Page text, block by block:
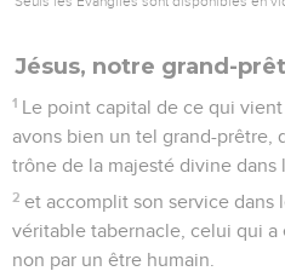
Jésus, notre grand-
1 Le point capital de ce qui
avons bien un tel grand-prêtre,
trône de la majesté divine dans
2 et accomplit son service dans
véritable tabernacle, celui qui a
non par un être humain.